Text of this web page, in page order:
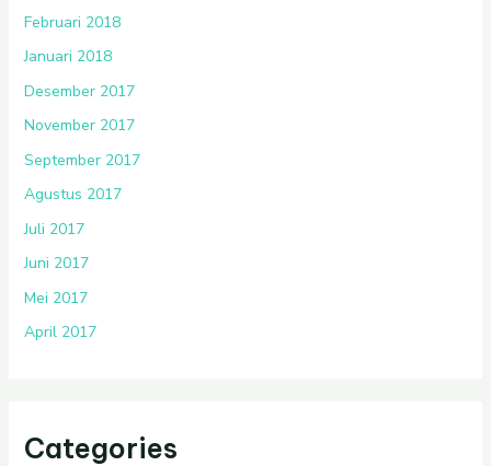
Februari 2018
Januari 2018
Desember 2017
November 2017
September 2017
Agustus 2017
Juli 2017
Juni 2017
Mei 2017
April 2017
Categories